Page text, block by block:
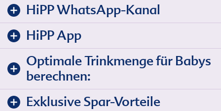
HiPP WhatsApp-Kanal
HiPP App
Optimale Trinkmenge für Babys
berechnen:
Exklusive Spar-Vorteile